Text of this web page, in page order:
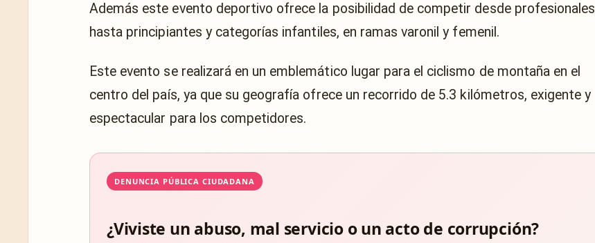
Además este evento deportivo ofrece la posibilidad de competir desde profesionales
hasta principiantes y categorías infantiles, en ramas varonil y femenil.
Este evento se realizará en un emblemático lugar para el ciclismo de montaña en el
centro del país, ya que su geografía ofrece un recorrido de 5.3 kilómetros, exigente y
espectacular para los competidores.
DENUNCIA PÚBLICA CIUDADANA
¿Viviste un abuso, mal servicio o un acto de corrupción?